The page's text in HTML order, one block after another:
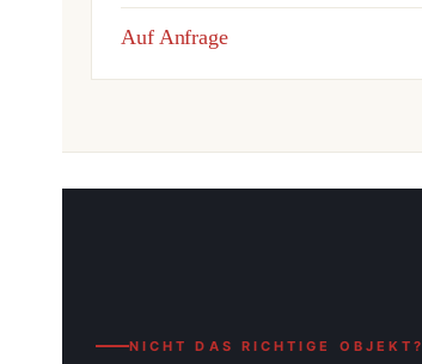
Auf Anfrage
NICHT DAS RICHTIGE OBJEKT?